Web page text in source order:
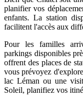
planifier vos
enfants. La station
facilitent l'accès aux
Pour les familles
parkings disponibles
offrent des places de
vous prévoyez
lac Léman ou une
Soleil, planifiez vos